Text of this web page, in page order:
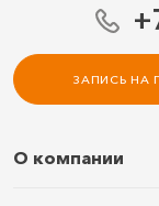
ЗАПИСЬ НА
О компании